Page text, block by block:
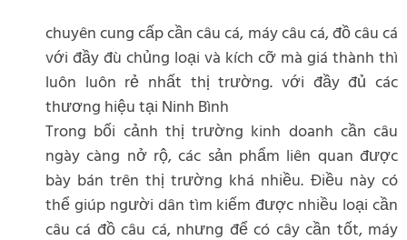
chuyên cung cấp cần câu cá, máy câu cá, đồ câu cá
với đầy đù chủng loại và kích cỡ mà giá thành thì
luôn luôn rẻ nhất thị trường. với đầy đủ các
thương hiệu tại Ninh Bình
Trong bối cảnh thị trường kinh doanh cần câu
ngày càng nở rộ, các sản phẩm liên quan được
bày bán trên thị trường khá nhiều. Điều này có
thể giúp người dân tìm kiếm được nhiều loại cần
câu cá đồ câu cá, nhưng để có cây cần tốt, máy